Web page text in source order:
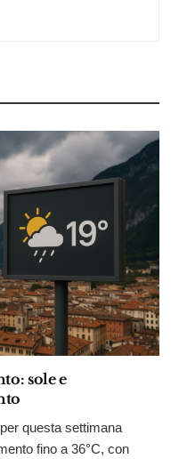
sole e
questa settimana
fino a 36°C, con